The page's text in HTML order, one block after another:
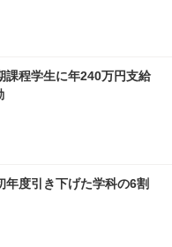
課程学生に年240万円支給
年度引き下げた学科の6割